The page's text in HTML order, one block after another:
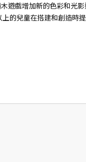
遊戲增加新的色彩和光
的兒童在搭建和創造時